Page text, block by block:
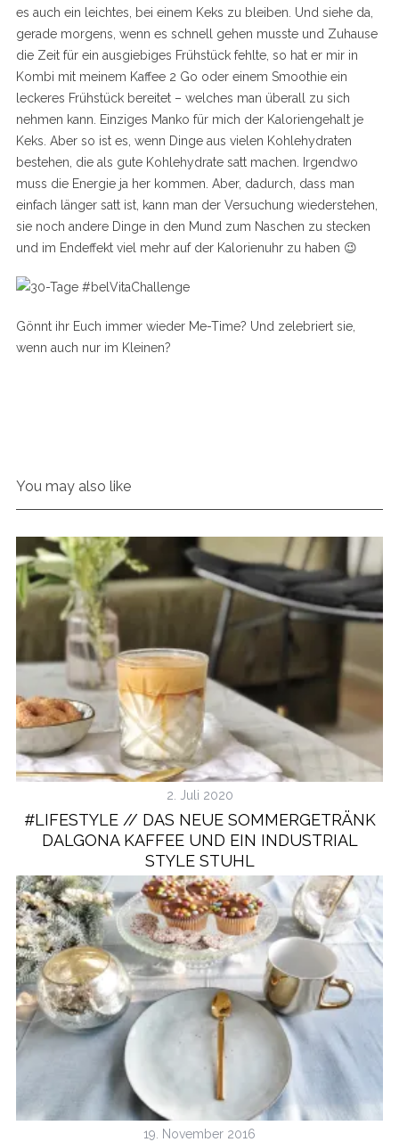
es auch ein leichtes, bei einem Keks zu bleiben. Und siehe da,
gerade morgens, wenn es schnell gehen musste und Zuhause
die Zeit für ein ausgiebiges Frühstück fehlte, so hat er mir in
Kombi mit meinem Kaffee 2 Go oder einem Smoothie ein
leckeres Frühstück bereitet – welches man überall zu sich
nehmen kann. Einziges Manko für mich der Kaloriengehalt je
Keks. Aber so ist es, wenn Dinge aus vielen Kohlehydraten
bestehen, die als gute Kohlehydrate satt machen. Irgendwo
muss die Energie ja her kommen. Aber, dadurch, dass man
einfach länger satt ist, kann man der Versuchung wiederstehen,
sie noch andere Dinge in den Mund zum Naschen zu stecken
und im Endeffekt viel mehr auf der Kalorienuhr zu haben 😉
Gönnt ihr Euch immer wieder Me-Time? Und zelebriert sie,
wenn auch nur im Kleinen?
You may also like
2. Juli 2020
#LIFESTYLE // DAS NEUE SOMMERGETRÄNK
DALGONA KAFFEE UND EIN INDUSTRIAL
STYLE STUHL
19. November 2016